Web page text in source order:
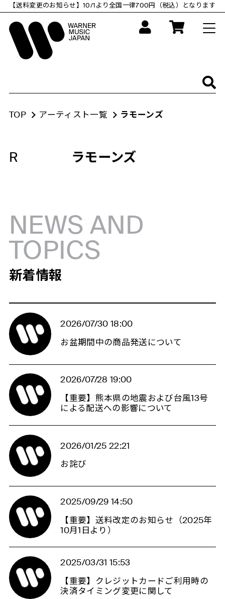
ン
【送料変更のお知らせ】10/1より全国一律700円（税込）となります
TOP アーティスト一覧 ラモーンズ
R ラモーンズ
NEWS AND
TOPICS
新着情報
2026/07/30 18:00
お盆期間中の商品発送について
2026/07/28 19:00
【重要】熊本県の地震および台風13号
による配送への影響について
2026/01/25 22:21
お詫び
2025/09/29 14:50
【重要】送料改定のお知らせ（2025年
10月1日より）
2025/03/31 15:53
【重要】クレジットカードご利用時の
決済タイミング変更に関して